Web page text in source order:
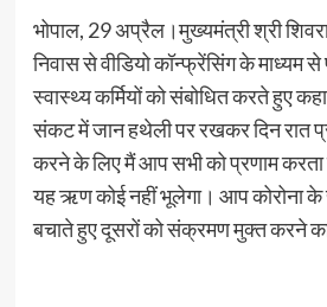
भोपाल, 29 अप्रैल।मुख्यमंत्री श्री
निवास से वीडियो कॉन्फ्रेंसिंग के माध्यम
स्वास्थ्य कर्मियों को संबोधित करते हुए
संकट में जान हथेली पर रखकर दिन रात
करने के लिए मैं आप सभी को प्रणाम
यह ऋण कोई नहीं भूलेगा। आप कोरोना
बचाते हुए दूसरों को संक्रमण मुक्त करने